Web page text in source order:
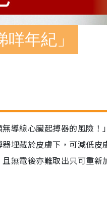
年紀」
導線心臟起搏器的風險
埋藏於皮膚下，可減低皮
無電後亦難取出只可重